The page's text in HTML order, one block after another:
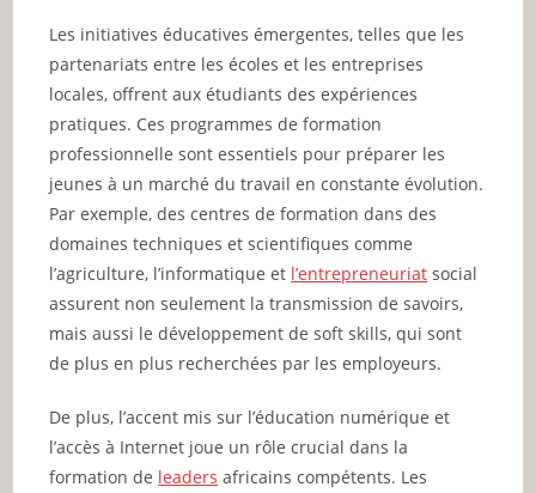
Les initiatives éducatives émergentes, telles que les
partenariats entre les écoles et les entreprises
locales, offrent aux étudiants des expériences
pratiques. Ces programmes de formation
professionnelle sont essentiels pour préparer les
jeunes à un marché du travail en constante évolution.
Par exemple, des centres de formation dans des
domaines techniques et scientifiques comme
l’agriculture, l’informatique et l’entrepreneuriat social
assurent non seulement la transmission de savoirs,
mais aussi le développement de soft skills, qui sont
de plus en plus recherchées par les employeurs.
De plus, l’accent mis sur l’éducation numérique et
l’accès à Internet joue un rôle crucial dans la
formation de leaders africains compétents. Les